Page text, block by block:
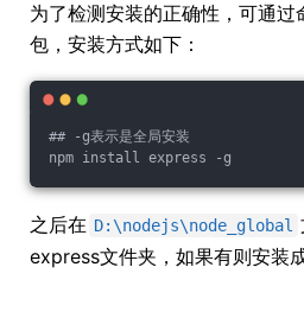
为了检测安装的正确性，可通
包，安装方式如下：
## -g表示是全局安装
之后在 D:\nodejs\node_global
express文件夹，如果有则安装成